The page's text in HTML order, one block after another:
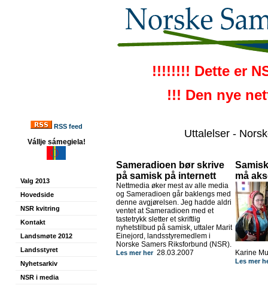
!!!!!!!! Dette er
!!! Den nye
RSS feed
Vállje sámegiela!
Valg 2013
Hovedside
NSR kvitring
Kontakt
Landsmøte 2012
Landsstyret
Nyhetsarkiv
NSR i media
Uttalelser -
Sameradioen bør skrive
på samisk på internett
Nettmedia øker mest av alle media
og Sameradioen går baklengs med
denne avgjørelsen. Jeg hadde aldri
ventet at Sameradioen med et
tastetrykk sletter et skriftlig
nyhetstilbud på samisk, uttaler Marit
Einejord, landsstyremedlem i
Norske Samers Riksforbund (NSR).
Les mer her28.03.2007
må
Karine
Les mer